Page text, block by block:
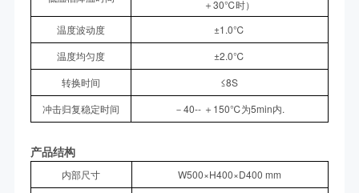
＋30℃时）
温度波动度
±1.0℃
温度均匀度
±2.0℃
转换时间
≤8S
冲击归复稳定时间
－40-- ＋150℃为5min内.
产品结构
内部尺寸
W500×H400×D400 mm